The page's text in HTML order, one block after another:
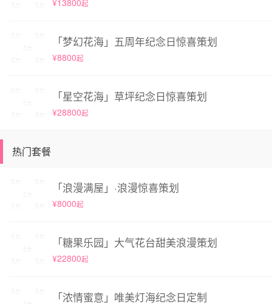
起
「梦幻花海」五周年纪念日惊喜策划
¥8800起
「星空花海」草坪纪念日惊喜策划
¥28800起
热门套餐
「浪漫满屋」·浪漫惊喜策划
¥8000起
「糖果乐园」大气花台甜美浪漫策划
¥22800起
「浓情蜜意」唯美灯海纪念日定制